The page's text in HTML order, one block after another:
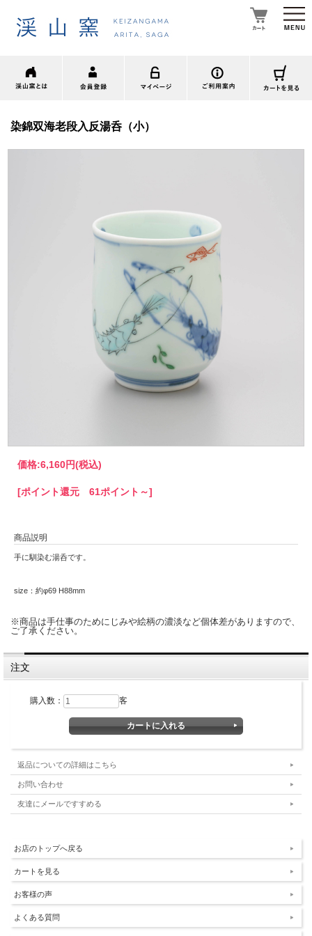
染錦双海老段入反湯呑（小）
価格:6,160円(税込)
[ポイント還元 61ポイント～]
商品説明
手に馴染む湯呑です。
size：約φ69 H88mm
※商品は手仕事のためにじみや絵柄の濃淡など個体差がありますので、
ご了承ください。
注文
購入数： 客
返品についての詳細はこちら
お問い合わせ
友達にメールですすめる
お店のトップへ戻る
カートを見る
お客様の声
よくある質問